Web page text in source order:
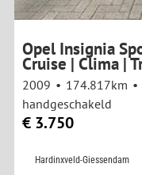
Opel Insignia
Cruise | Clima |
2009 174.817km
handgeschakeld
€ 3.750
Hardinxveld-Giessendam